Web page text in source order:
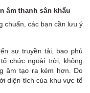
âm thanh sân khấu
chuẩn, các bạn cần lưu ý
sự truyền tải, bao phủ
chức ngoài trời, không
âm tạo ra kém hơn. Do
diện tích của khu vực tổ